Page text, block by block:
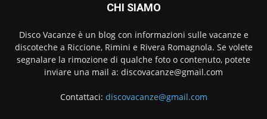
CHI SIAMO
Disco Vacanze è un blog con informazioni sulle vacanze e
discoteche a Riccione, Rimini e Rivera Romagnola. Se volete
segnalare la rimozione di qualche foto o contenuto, potete
inviare una mail a: discovacanze@gmail.com
Contattaci: discovacanze@gmail.com